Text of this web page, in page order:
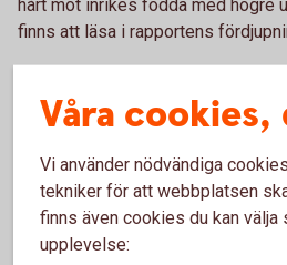
hårt mot inrikes födda med högre
finns att läsa i rapportens
svenskfödda. I en tid då många
kompetensbrist är det ett
matchningen fungerar mot allt fler
Ovander.
Det förbättrade läget för
skillnaderna i arbetslöshet inom
Våra
Vi använder nödvändiga
tekniker för att webbplatsen
finns även cookies du kan välja
upplevelse: